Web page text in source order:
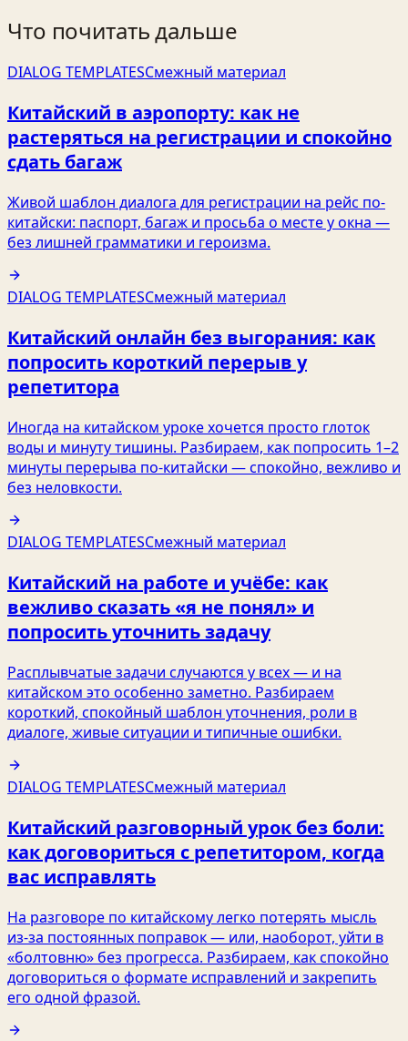
Что почитать дальше
DIALOG TEMPLATESСмежный материал
Китайский в аэропорту: как не
растеряться на регистрации и спокойно
сдать багаж
Живой шаблон диалога для регистрации на рейс по-
китайски: паспорт, багаж и просьба о месте у окна —
без лишней грамматики и героизма.
DIALOG TEMPLATESСмежный материал
Китайский онлайн без выгорания: как
попросить короткий перерыв у
репетитора
Иногда на китайском уроке хочется просто глоток
воды и минуту тишины. Разбираем, как попросить 1–2
минуты перерыва по‑китайски — спокойно, вежливо и
без неловкости.
DIALOG TEMPLATESСмежный материал
Китайский на работе и учёбе: как
вежливо сказать «я не понял» и
попросить уточнить задачу
Расплывчатые задачи случаются у всех — и на
китайском это особенно заметно. Разбираем
короткий, спокойный шаблон уточнения, роли в
диалоге, живые ситуации и типичные ошибки.
DIALOG TEMPLATESСмежный материал
Китайский разговорный урок без боли:
как договориться с репетитором, когда
вас исправлять
На разговоре по китайскому легко потерять мысль
из‑за постоянных поправок — или, наоборот, уйти в
«болтовню» без прогресса. Разбираем, как спокойно
договориться о формате исправлений и закрепить
его одной фразой.